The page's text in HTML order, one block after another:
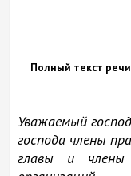
Полный текст
Уважаемый
господа члены
главы и члены